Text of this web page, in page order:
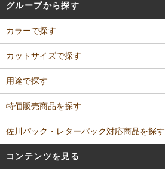
グループから探す
カラーで探す
カットサイズで探す
用途で探す
特価販売商品を探す
佐川パック・レターパック対応商品を探す
コンテンツを見る